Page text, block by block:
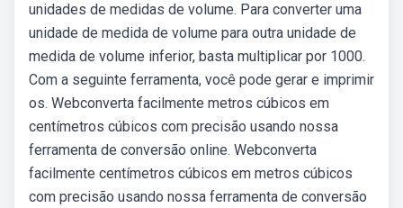
unidades de medidas de volume. Para converter uma
unidade de medida de volume para outra unidade de
medida de volume inferior, basta multiplicar por 1000.
Com a seguinte ferramenta, você pode gerar e imprimir
os. Webconverta facilmente metros cúbicos em
centímetros cúbicos com precisão usando nossa
ferramenta de conversão online. Webconverta
facilmente centímetros cúbicos em metros cúbicos
com precisão usando nossa ferramenta de conversão